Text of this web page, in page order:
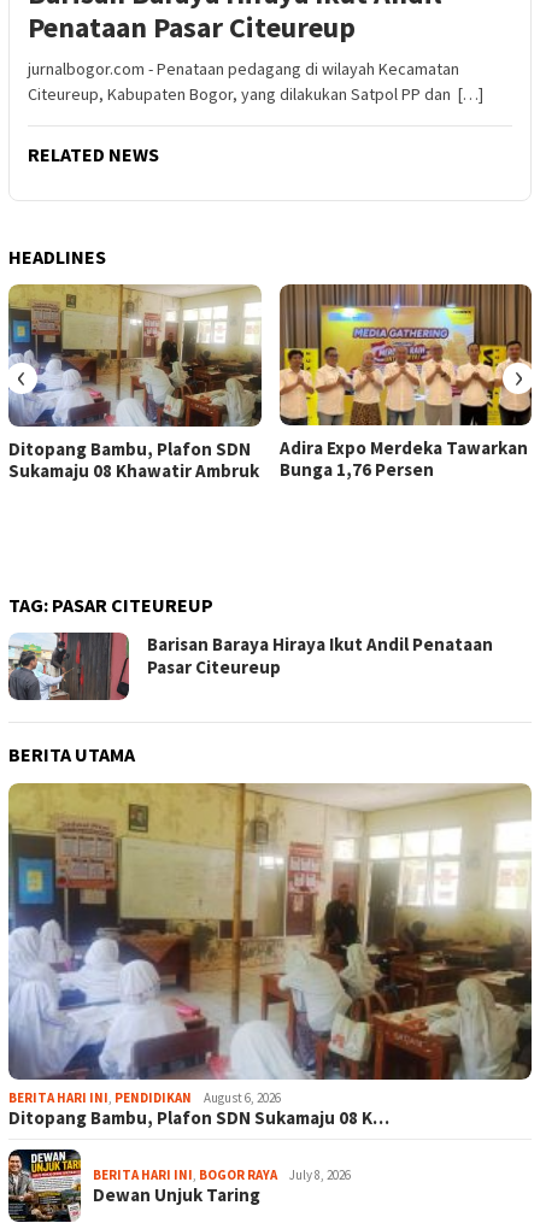
Penataan Pasar Citeureup
jurnalbogor.com - Penataan pedagang di wilayah Kecamatan
Citeureup, Kabupaten Bogor, yang dilakukan Satpol PP dan […]
RELATED NEWS
HEADLINES
Ditopang Bambu, Plafon SDN
Sukamaju 08 Khawatir Ambruk
Adira Expo Merdeka Tawarkan
Bunga 1,76 Persen
‹ ›
TAG: PASAR CITEUREUP
Barisan Baraya Hiraya Ikut Andil Penataan
Pasar Citeureup
BERITA UTAMA
BERITA HARI INI, PENDIDIKAN August 6, 2026
Ditopang Bambu, Plafon SDN Sukamaju 08 K…
BERITA HARI INI, BOGOR RAYA July 8, 2026
Dewan Unjuk Taring